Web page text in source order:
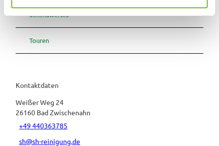
Sehenswertes
Touren
Kontaktdaten
Weißer Weg 24
26160 Bad Zwischenahn
+49 440363785
sh@sh-reinigung.de